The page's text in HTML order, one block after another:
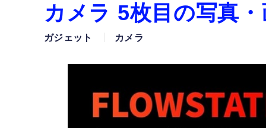
カメラ 5枚目の写真
ガジェット カメラ